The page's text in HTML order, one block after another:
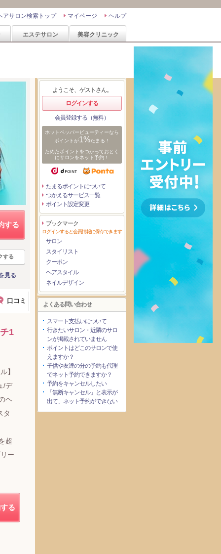
ヘルプ
マイページ
アサロン検索トップ
エステサロン 美容クリニック
する
する
見る
口コミ
1
】
/デ
ヘ
タ
超
ー
る
ようこそ、ゲストさん。
ログインする
会員登録する（無料）
ホットペッパービューティーなら
ポイントが1%たまる！
ためたポイントをつかっておとく
にサロンをネット予約！
たまるポイントについて
つかえるサービス一覧
ポイント設定変更
ブックマーク
ログインすると会員情報に保存できます
サロン
スタイリスト
クーポン
ヘアスタイル
ネイルデザイン
よくある問い合わせ
スマート支払いについて
行きたいサロン・近隣のサロ
ンが掲載されていません
ポイントはどこのサロンで使
えますか？
子供や友達の分の予約も代理
でネット予約できますか？
予約をキャンセルしたい
「無断キャンセル」と表示が
出て、ネット予約ができない